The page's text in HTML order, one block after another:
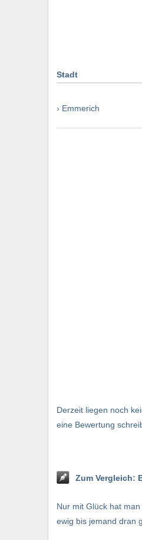
Stadt
› Emmerich
Derzeit liegen noch
eine Bewertung
Zum Vergleich:
Nur mit Glück hat
ewig bis jemand dran